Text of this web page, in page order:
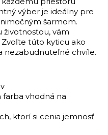
výber je ideálny pre
šarmom.
životnosťou, vám
túto kyticu ako
nezabudnuteľné chvíle.
farba vhodná na
ktorí si cenia jemnosť